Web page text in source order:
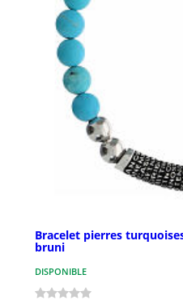
Bracelet pierres
bruni
DISPONIBLE